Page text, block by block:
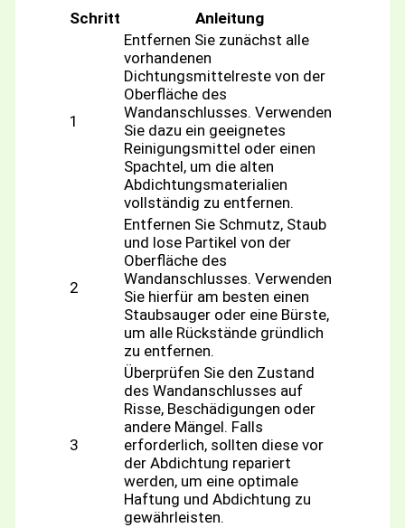
Schritt
Anleitung
1
Entfernen Sie zunächst alle
vorhandenen
Dichtungsmittelreste von der
Oberfläche des
Wandanschlusses. Verwenden
Sie dazu ein geeignetes
Reinigungsmittel oder einen
Spachtel, um die alten
Abdichtungsmaterialien
vollständig zu entfernen.
2
Entfernen Sie Schmutz, Staub
und lose Partikel von der
Oberfläche des
Wandanschlusses. Verwenden
Sie hierfür am besten einen
Staubsauger oder eine Bürste,
um alle Rückstände gründlich
zu entfernen.
3
Überprüfen Sie den Zustand
des Wandanschlusses auf
Risse, Beschädigungen oder
andere Mängel. Falls
erforderlich, sollten diese vor
der Abdichtung repariert
werden, um eine optimale
Haftung und Abdichtung zu
gewährleisten.